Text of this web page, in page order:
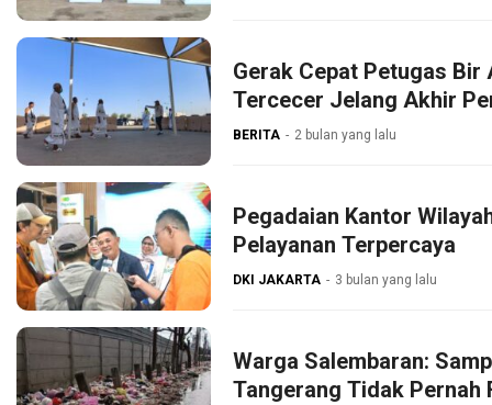
Gerak Cepat Petugas
Tercecer Jelang Akhir
BERITA 2 bulan yang lalu
Pegadaian Kantor
Pelayanan Terpercaya
DKI JAKARTA 3 bulan yang lalu
Warga Salembaran:
Tangerang Tidak Pernah